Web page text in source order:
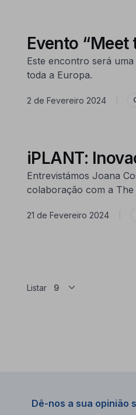
Evento
Este encontro será
toda a Europa.
2 de Fevereiro 2024
iPLANT:
Entrevistámos Joana
colaboração com a
21 de Fevereiro 2024
Listar
Dê-nos a sua opinião